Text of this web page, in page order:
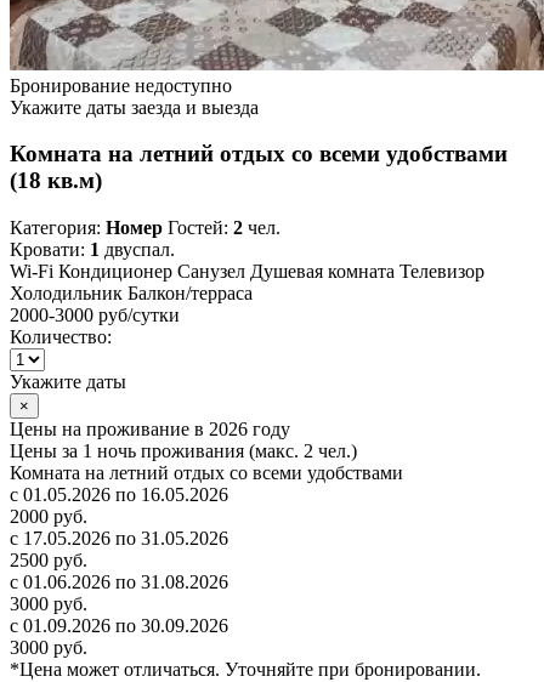
Бронирование недоступно
Укажите даты заезда и выезда
Комната на летний отдых со всеми удобствами
(18 кв.м)
Категория: Номер Гостей: 2 чел.
Кровати: 1 двуспал.
Wi-Fi Кондиционер Санузел Душевая комната Телевизор
Холодильник Балкон/терраса
2000-3000 руб/сутки
Количество:
Укажите даты
×
Цены на проживание в 2026 году
Цены за 1 ночь проживания (макс. 2 чел.)
Комната на летний отдых со всеми удобствами
с 01.05.2026 по 16.05.2026
2000 руб.
с 17.05.2026 по 31.05.2026
2500 руб.
с 01.06.2026 по 31.08.2026
3000 руб.
с 01.09.2026 по 30.09.2026
3000 руб.
*Цена может отличаться. Уточняйте при бронировании.